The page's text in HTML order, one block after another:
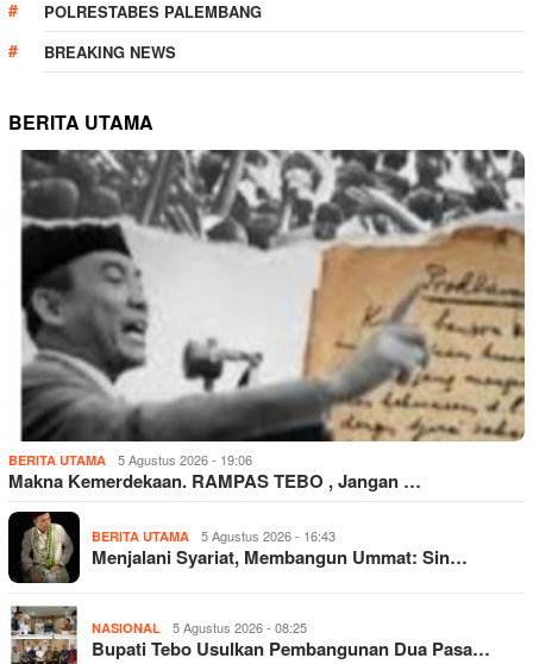
POLRESTABES PALEMBANG
BREAKING NEWS
BERITA UTAMA
BERITA UTAMA 5 Agustus 2026 - 19:06
Makna Kemerdekaan. RAMPAS TEBO , Jangan …
BERITA UTAMA 5 Agustus 2026 - 16:43
​Menjalani Syariat, Membangun Ummat: Sin…
NASIONAL 5 Agustus 2026 - 08:25
Bupati Tebo Usulkan Pembangunan Dua Pasa…